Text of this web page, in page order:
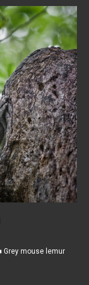
Grey mouse lemur